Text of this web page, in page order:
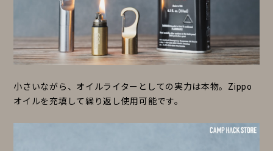
小さいながら、オイルライターとしての実力は本物。Zippo
オイルを充填して繰り返し使用可能です。